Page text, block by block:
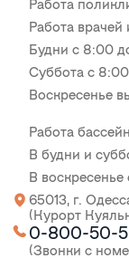
Работа
Работа врачей
Будни с 8:00
Суббота с
Воскресенье
Работа
В будни и
В
65013, г.
(Курорт
0-800-50-
(Звонки с